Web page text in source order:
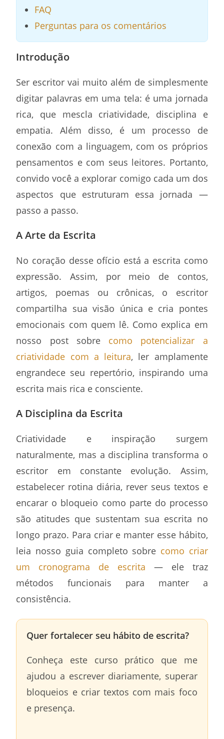
FAQ
Perguntas para os comentários
Introdução
Ser escritor vai muito além de simplesmente
digitar palavras em uma tela: é uma jornada
rica, que mescla criatividade, disciplina e
empatia. Além disso, é um processo de
conexão com a linguagem, com os próprios
pensamentos e com seus leitores. Portanto,
convido você a explorar comigo cada um dos
aspectos que estruturam essa jornada —
passo a passo.
A Arte da Escrita
No coração desse ofício está a escrita como
expressão. Assim, por meio de contos,
artigos, poemas ou crônicas, o escritor
compartilha sua visão única e cria pontes
emocionais com quem lê. Como explica em
nosso post sobre como potencializar a
criatividade com a leitura, ler amplamente
engrandece seu repertório, inspirando uma
escrita mais rica e consciente.
A Disciplina da Escrita
Criatividade e inspiração surgem
naturalmente, mas a disciplina transforma o
escritor em constante evolução. Assim,
estabelecer rotina diária, rever seus textos e
encarar o bloqueio como parte do processo
são atitudes que sustentam sua escrita no
longo prazo. Para criar e manter esse hábito,
leia nosso guia completo sobre como criar
um cronograma de escrita — ele traz
métodos funcionais para manter a
consistência.
Quer fortalecer seu hábito de escrita?
Conheça este curso prático que me
ajudou a escrever diariamente, superar
bloqueios e criar textos com mais foco
e presença.